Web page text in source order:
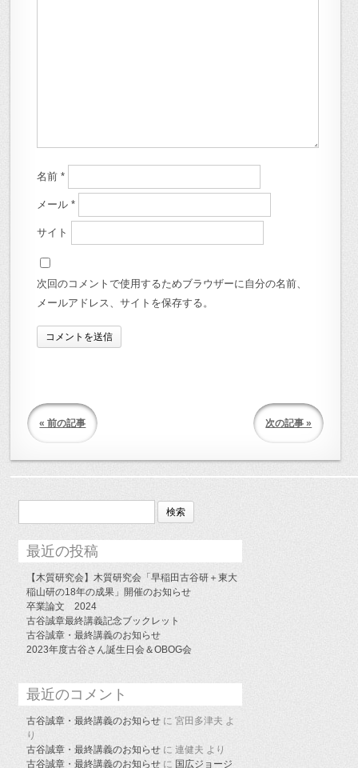
名前*
メール*
サイト
次回のコメントで使用するためブラウザーに自分の名前、
メールアドレス、サイトを保存する。
« 前の記事 次の記事 »
検
最近の投稿
【木質研究会】木質研究会「早稲田古谷研＋東大
稲山研の18年の成果」開催のお知らせ
卒業論文 2024
古谷誠章最終講義記念ブックレット
古谷誠章・最終講義のお知らせ
2023年度古谷さん誕生日会＆OBOG会
最近のコメント
古谷誠章・最終講義のお知らせ に宮田多津夫 よ
り
古谷誠章・最終講義のお知らせ に連健夫 より
古谷誠章・最終講義のお知らせ に 国広ジョージ